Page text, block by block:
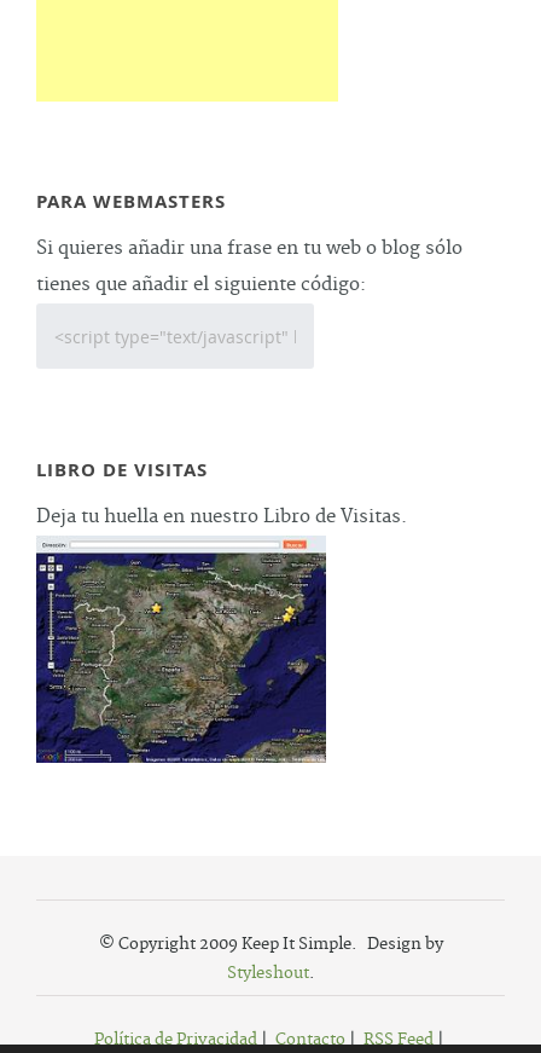
PARA WEBMASTERS
Si quieres añadir una frase en tu web o blog sólo
tienes que añadir el siguiente código:
LIBRO DE VISITAS
Deja tu huella en nuestro Libro de Visitas.
© Copyright 2009 Keep It Simple. Design by
Styleshout.
Política de Privacidad| Contacto| RSS Feed|